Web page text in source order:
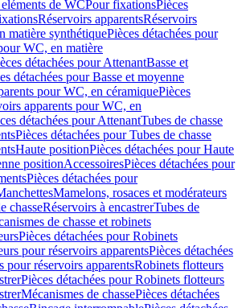
de WCPour fixationsPièces
Réservoirs apparentsRéservoirs
matière synthétiquePièces détachées pour
WC, en matière
détachées pour AttenantBasse et
détachées pour Basse et moyenne
pour WC, en céramiquePièces
apparents pour WC, en
détachées pour AttenantTubes de chasse
Pièces détachées pour Tubes de chasse
Haute positionPièces détachées pour Haute
positionAccessoiresPièces détachées pour
Pièces détachées pour
Mamelons, rosaces et modérateurs
chasseRéservoirs à encastrerTubes de
de chasse et robinets
Pièces détachées pour Robinets
pour réservoirs apparentsPièces détachées
pour réservoirs apparentsRobinets flotteurs
Pièces détachées pour Robinets flotteurs
Mécanismes de chassePièces détachées